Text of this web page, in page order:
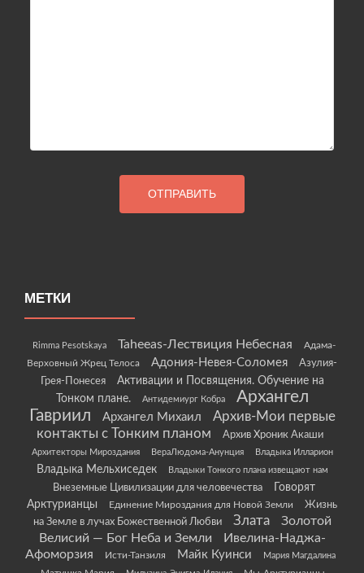
МЕТКИ
Rimma Pesotskaya Taheeas-Лествиция Небесная
Адама-
Верховный Жрец Телоса
Адония-Невея-Соломея
Азулия-
Грея-Понесея
Активации и Посвящения. Обучение на
Тонком плане.
Антидемиург Кобра
Архангел
Гавриил
Архангел Михаил
Архив-Мои первые
контакты с Тонким планом
Архив Хроник Акаши
Архитекторы Мироздания ВераЛюдома-Анунция Владыка Илларион
Владыка Мельхиседек Владыки Тонкого плана извещают нам
Внеземные Цивилизации для человечества
Говорят
Арктурианцы
Единение Мироздания для Новой Земли
Жизнь
на Земле в лучах Божественной Любви
Злата
Золотой
Велисий — Бог Неба и Земли
Ивелина-Наджа-
Афоморзия
Исти-Танзиля Майк Куинси Мария Магдалина